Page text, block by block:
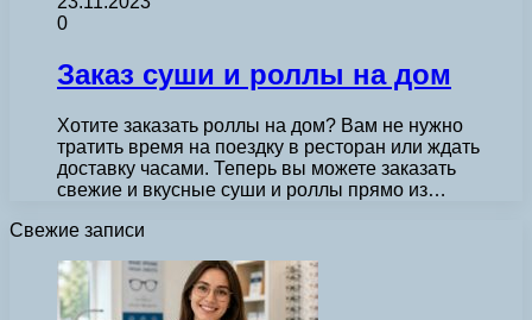
0
Заказ суши и роллы на дом
Хотите заказать роллы на дом? Вам не нужно
тратить время на поездку в ресторан или ждать
доставку часами. Теперь вы можете заказать
свежие и вкусные суши и роллы прямо из…
Свежие записи